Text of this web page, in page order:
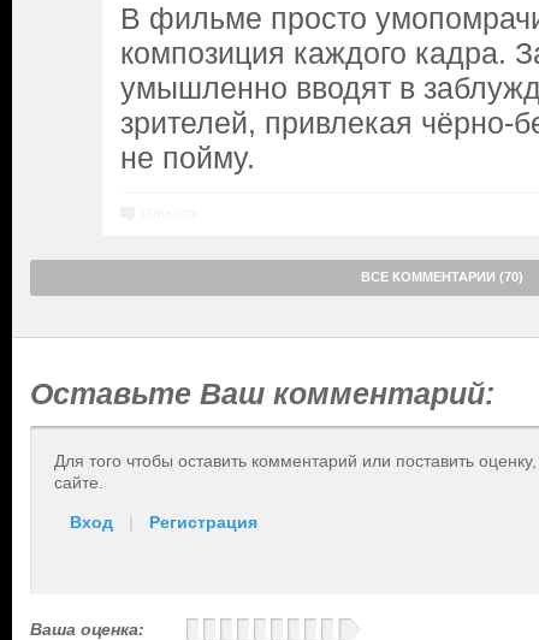
В фильме просто
композиция каждого кадра.
умышленно вводят в
зрителей, привлекая чёрно-
не пойму.
ВСЕ КОММЕНТАРИИ (70)
Оставьте Ваш комментарий:
Для того чтобы оставить комментарий или поставить
сайте.
Вход | Регистрация
Ваша оценка: